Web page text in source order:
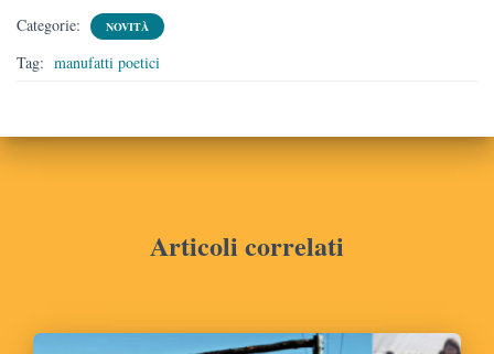
Categorie: NOVITÀ
Tag: manufatti poetici
Articoli correlati